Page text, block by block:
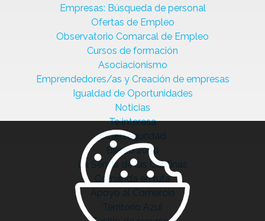
Empresas: Búsqueda de personal
Ofertas de Empleo
Observatorio Comarcal de Empleo
Cursos de formación
Asociacionismo
Emprendedores/as y Creación de empresas
Igualdad de Oportunidades
Noticias
Te interesa
Ciberseguridad
Bierzo 2030
La Senda de las Cantinas
Comanda en ruta
Apoyo al Comercio
Territorio Azul